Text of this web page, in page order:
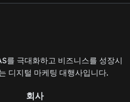
를 극대화하고 비즈니스를 성장시
디지털 마케팅 대행사입니다.
회사